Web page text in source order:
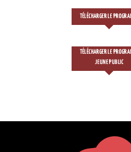
TÉLÉCHARGER LE
TÉLÉCHARGER LE
JEUNE PUBLIC